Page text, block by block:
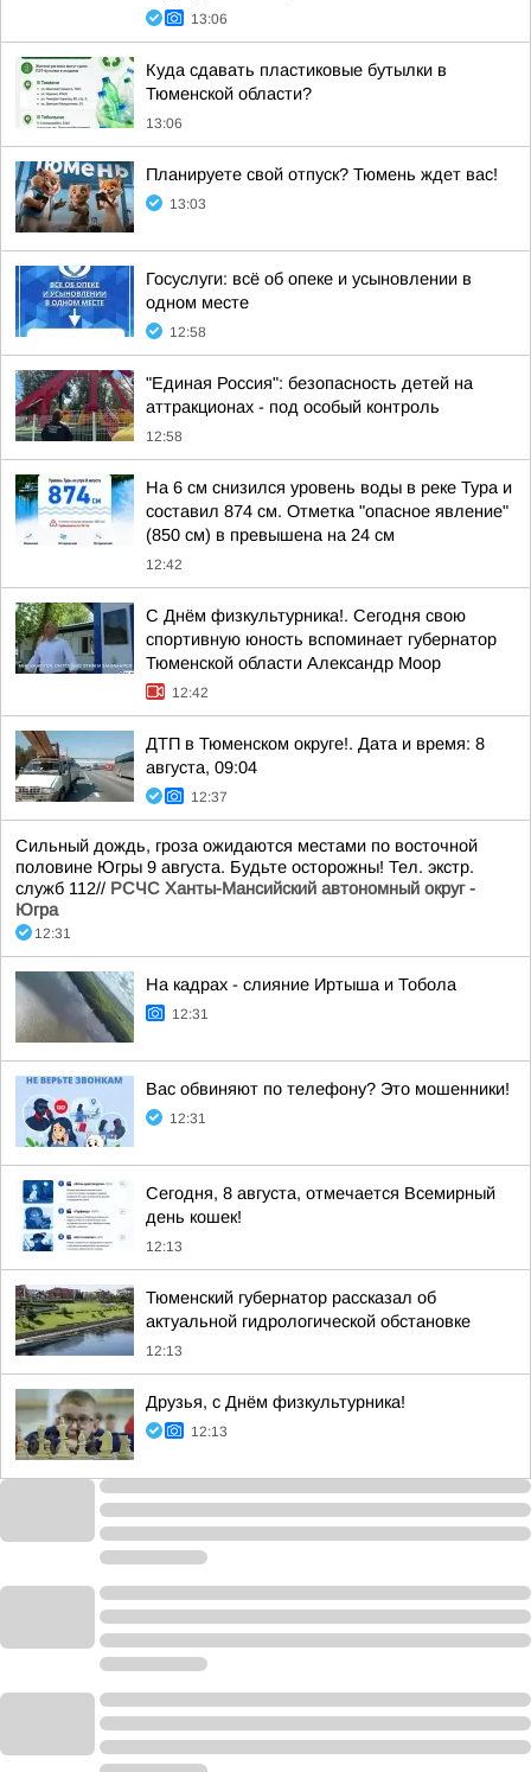
13:06
Куда сдавать пластиковые бутылки в
Тюменской области?
13:06
Планируете свой отпуск? Тюмень ждет вас!
13:03
Госуслуги: всё об опеке и усыновлении в
одном месте
12:58
"Единая Россия": безопасность детей на
аттракционах - под особый контроль
12:58
На 6 см снизился уровень воды в реке Тура и
составил 874 см. Отметка "опасное явление"
(850 см) в превышена на 24 см
12:42
С Днём физкультурника!. Сегодня свою
спортивную юность вспоминает губернатор
Тюменской области Александр Моор
12:42
ДТП в Тюменском округе!. Дата и время: 8
августа, 09:04
12:37
Сильный дождь, гроза ожидаются местами по восточной
половине Югры 9 августа. Будьте осторожны! Тел. экстр.
служб 112// РСЧС Ханты-Мансийский автономный округ -
Югра
12:31
На кадрах - слияние Иртыша и Тобола
12:31
Вас обвиняют по телефону? Это мошенники!
12:31
Сегодня, 8 августа, отмечается Всемирный
день кошек!
12:13
Тюменский губернатор рассказал об
актуальной гидрологической обстановке
12:13
Друзья, с Днём физкультурника!
12:13